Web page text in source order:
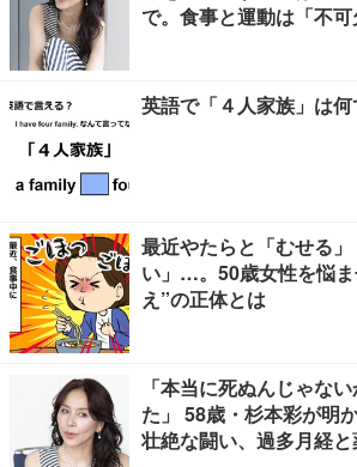
で。食事と運動は「不可
英語で「４人家族」は何
最近やたらと「むせる
い」…。50歳女性を悩
え”の正体とは
「本当に死ぬんじゃな
た」 58歳・杉本彩が明
壮絶な闘い、過多月経